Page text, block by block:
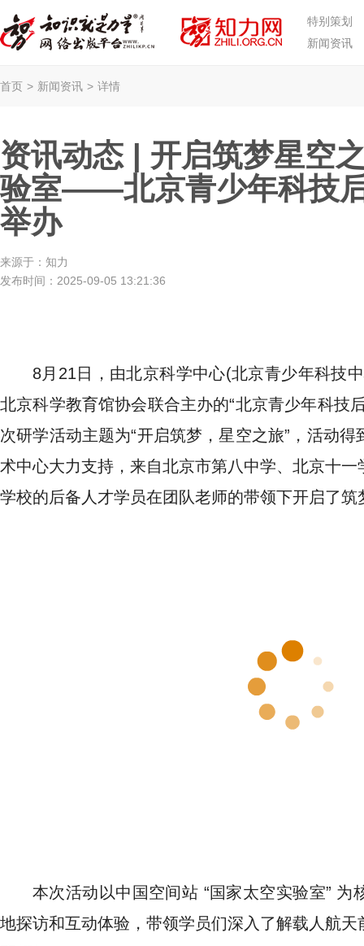
特别策划
新闻资讯
首页 > 新闻资讯 > 详情
资讯动态 | 开启筑梦星空
验室——北京青少年科技
举办
来源于： 知力
发布时间： 2025-09-05 13:21:36
8月21日，由北京科学中心(北京青少年科技
北京科学教育馆协会联合主办的“北京青少年科技
次研学活动主题为“开启筑梦，星空之旅”，活动
术中心大力支持，来自北京市第八中学、北京十
学校的后备人才学员在团队老师的带领下开启了筑
本次活动以中国空间站 “国家太空实验室” 为
地探访和互动体验，带领学员们深入了解载人航